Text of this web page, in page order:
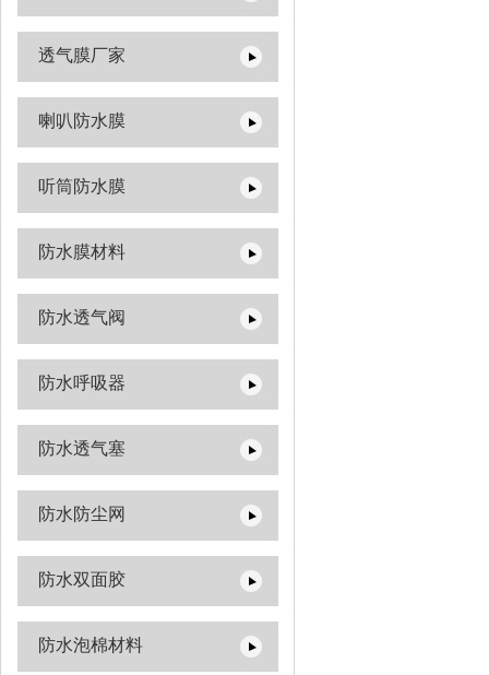
透气膜厂家
喇叭防水膜
听筒防水膜
防水膜材料
防水透气阀
防水呼吸器
防水透气塞
防水防尘网
防水双面胶
防水泡棉材料